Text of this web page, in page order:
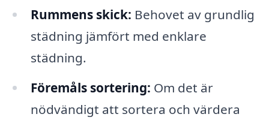
Rummens skick: Behovet av grundlig
städning jämfört med enklare
städning.
Föremåls sortering: Om det är
nödvändigt att sortera och värdera